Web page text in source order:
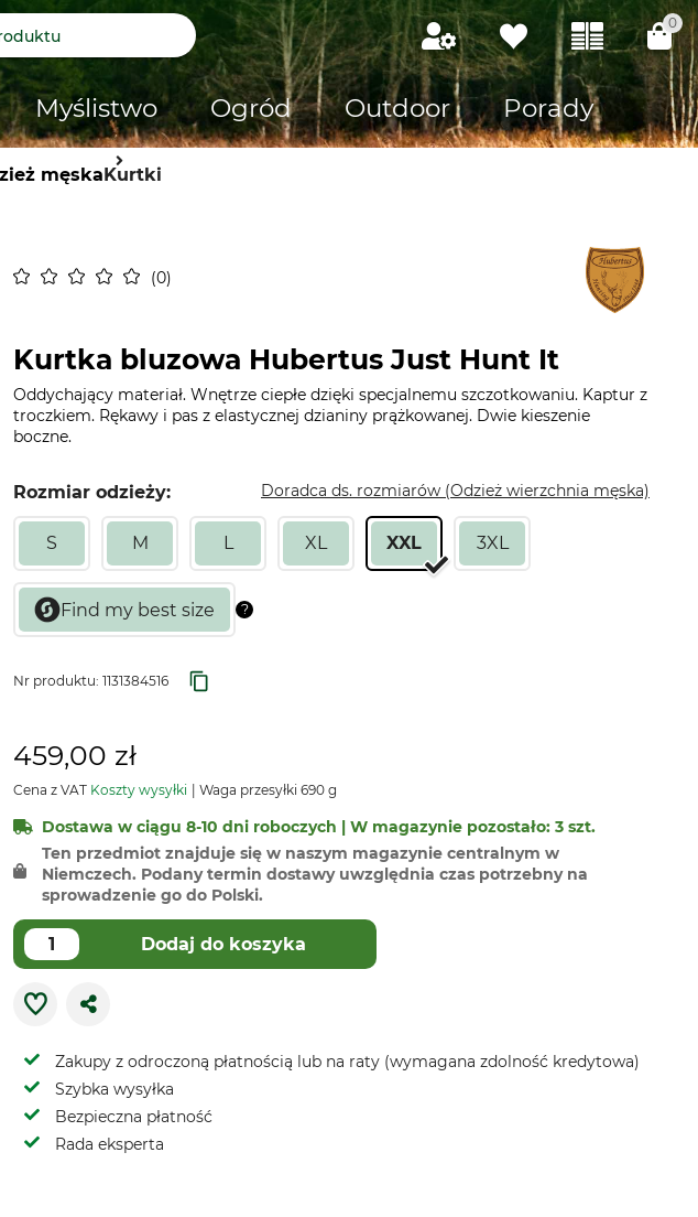
0
Myślistwo Ogród Outdoor Porady
męskaKurtki
0
Kurtka bluzowa Hubertus Just Hunt It
Oddychający materiał. Wnętrze ciepłe dzięki specjalnemu szczotkowaniu. Kaptur z
troczkiem. Rękawy i pas z elastycznej dzianiny prążkowanej. Dwie kieszenie
boczne.
Rozmiar odzieży: Doradca ds. rozmiarów (Odzież wierzchnia męska)
S M L XL XXL 3XL
Nr produktu: 1131384516
459,00 zł
Cena z VAT Koszty wysyłki Waga przesyłki 690 g
Dostawa w ciągu 8-10 dni roboczych | W magazynie pozostało: 3 szt.
Ten przedmiot znajduje się w naszym magazynie centralnym w
Niemczech. Podany termin dostawy uwzględnia czas potrzebny na
sprowadzenie go do Polski.
Dodaj do koszyka
Zakupy z odroczoną płatnością lub na raty (wymagana zdolność kredytowa)
Szybka wysyłka
Bezpieczna płatność
Rada eksperta